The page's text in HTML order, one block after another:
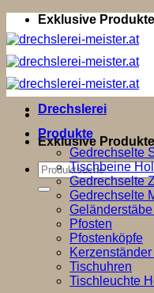
Zum
Inhalt
springen
Exklusive
Exklusive
Suchen
nach:
Drechslerei
Produkte
Gedrechselte
Tischbeine
Gedrechselte
Gedrechselte
Pfosten
Pfostenköpfe
Tischuhren
Tischleuchte